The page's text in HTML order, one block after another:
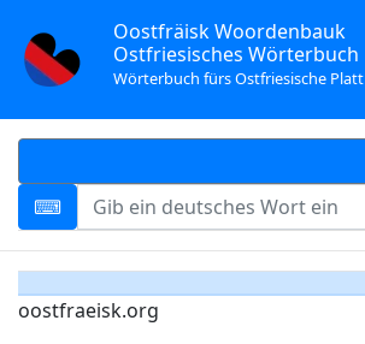
Oostfräisk Woordenbauk
Ostfriesisches Wörterbuch
Wörterbuch fürs Ostfriesische Platt
oostfraeisk.org